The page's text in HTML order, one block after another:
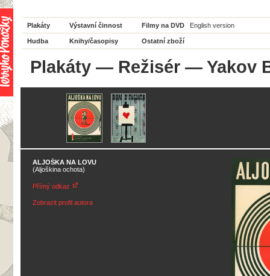
Plakáty Výstavní činnost Filmy na DVD English version
Hudba Knihy/časopisy Ostatní zboží
Plakáty — Režisér — Yakov
ALJOŠKA NA LOVU
(Aljoškina ochota)
Přímý odkaz
Zobrazit profil autora